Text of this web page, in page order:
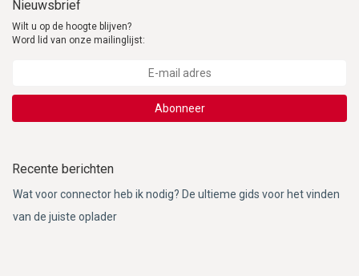
Nieuwsbrief
Wilt u op de hoogte blijven?
Word lid van onze mailinglijst:
Abonneer
Recente berichten
Wat voor connector heb ik nodig? De ultieme gids voor het vinden
van de juiste oplader